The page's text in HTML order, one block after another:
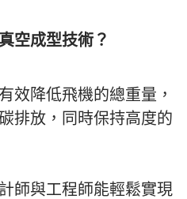
空成型技術？
效降低飛機的總重量，
排放，同時保持高度的
師與工程師能輕鬆實現